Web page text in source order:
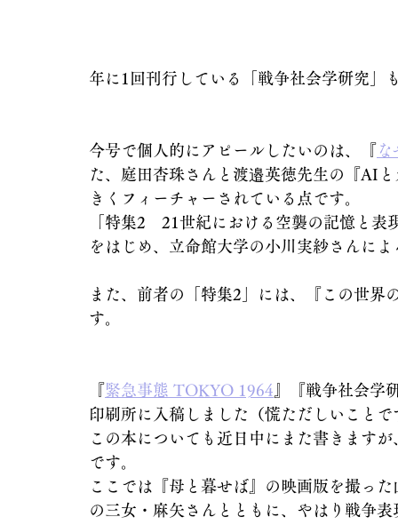
年に1回刊行している「戦争社会学研究」
今号で個人的にアピールしたいのは、『
た、庭田杏珠さんと渡邉英徳先生の『AI
きくフィーチャーされている点です。
「特集2　21世紀における空襲の記憶と
をはじめ、立命館大学の小川実紗さんに
また、前者の「特集2」には、『この世界
す。
『緊急事態 TOKYO 1964 』『戦争社会学
印刷所に入稿しました（慌ただしいことで
この本についても近日中にまた書きます
です。
ここでは『母と暮せば』の映画版を撮っ
の三女・麻矢さんとともに、やはり戦争